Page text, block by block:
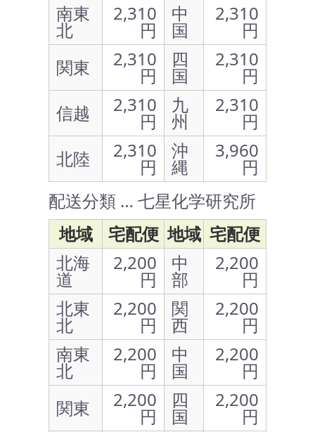
南東
北
2,310
円
中
国
2,310
円
関東
2,310
円
四
国
2,310
円
信越
2,310
円
九
州
2,310
円
北陸
2,310
円
沖
縄
3,960
円
配送分類 … 七星化学研究所
地域
宅配便 地域 宅配便
北海
道
2,200
円
中
部
2,200
円
北東
北
2,200
円
関
西
2,200
円
南東
北
2,200
円
中
国
2,200
円
関東
2,200
円
四
国
2,200
円